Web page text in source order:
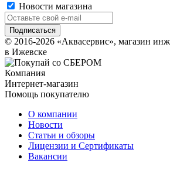
Новости магазина
© 2016-2026 «Аквасервис», магазин
в Ижевске
Компания
Интернет-магазин
Помощь покупателю
О компании
Новости
Статьи и обзоры
Лицензии и Сертификаты
Вакансии